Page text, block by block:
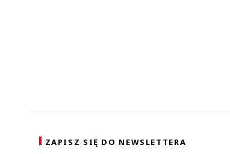
ZAPISZ SIĘ DO NEWSLETTERA